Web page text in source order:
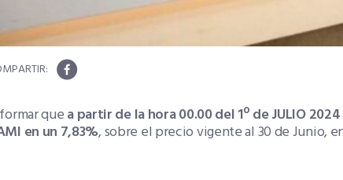
quea partir de la hora 00.00 del 1º de JULIO
en un 7,83%, sobre el precio vigente al 30 de Junio,